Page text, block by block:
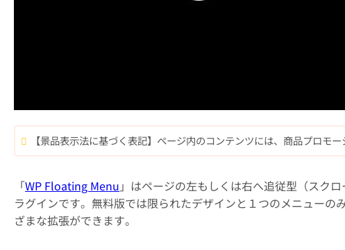
【景品表示法に基づく表記】ページ内のコンテンツには、商品プロモ
「WP Floating Menu 」はページの左もしくは右へ追従型（スク
ラグインです。無料版では限られたデザインと１つのメニュー
ざまな拡張ができます。